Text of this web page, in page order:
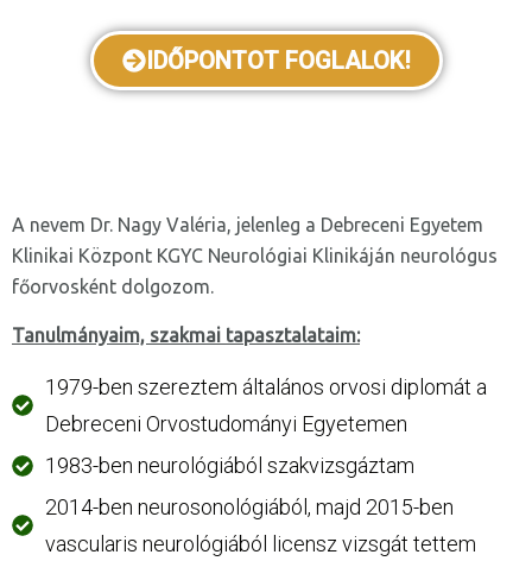
IDŐPONTOT FOGLALOK!
A nevem Dr. Nagy Valéria, jelenleg a Debreceni Egyetem
Klinikai Központ KGYC Neurológiai Klinikáján neurológus
főorvosként dolgozom.
Tanulmányaim, szakmai tapasztalataim:
1979-ben szereztem általános orvosi diplomát a
Debreceni Orvostudományi Egyetemen
1983-ben neurológiából szakvizsgáztam
2014-ben neurosonológiából, majd 2015-ben
vascularis neurológiából licensz vizsgát tettem